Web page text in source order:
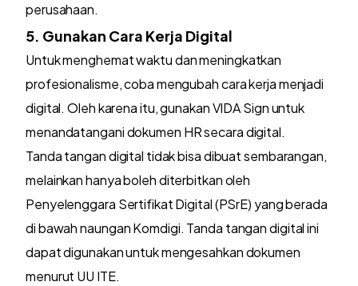
perusahaan.
5. Gunakan Cara Kerja Digital
Untuk menghemat waktu dan meningkatkan
profesionalisme, coba mengubah cara kerja menjadi
digital. Oleh karena itu, gunakan VIDA Sign untuk
menandatangani dokumen HR secara digital.
Tanda tangan digital tidak bisa dibuat sembarangan,
melainkan hanya boleh diterbitkan oleh
Penyelenggara Sertifikat Digital (PSrE) yang berada
di bawah naungan Komdigi. Tanda tangan digital ini
dapat digunakan untuk mengesahkan dokumen
menurut UU ITE.